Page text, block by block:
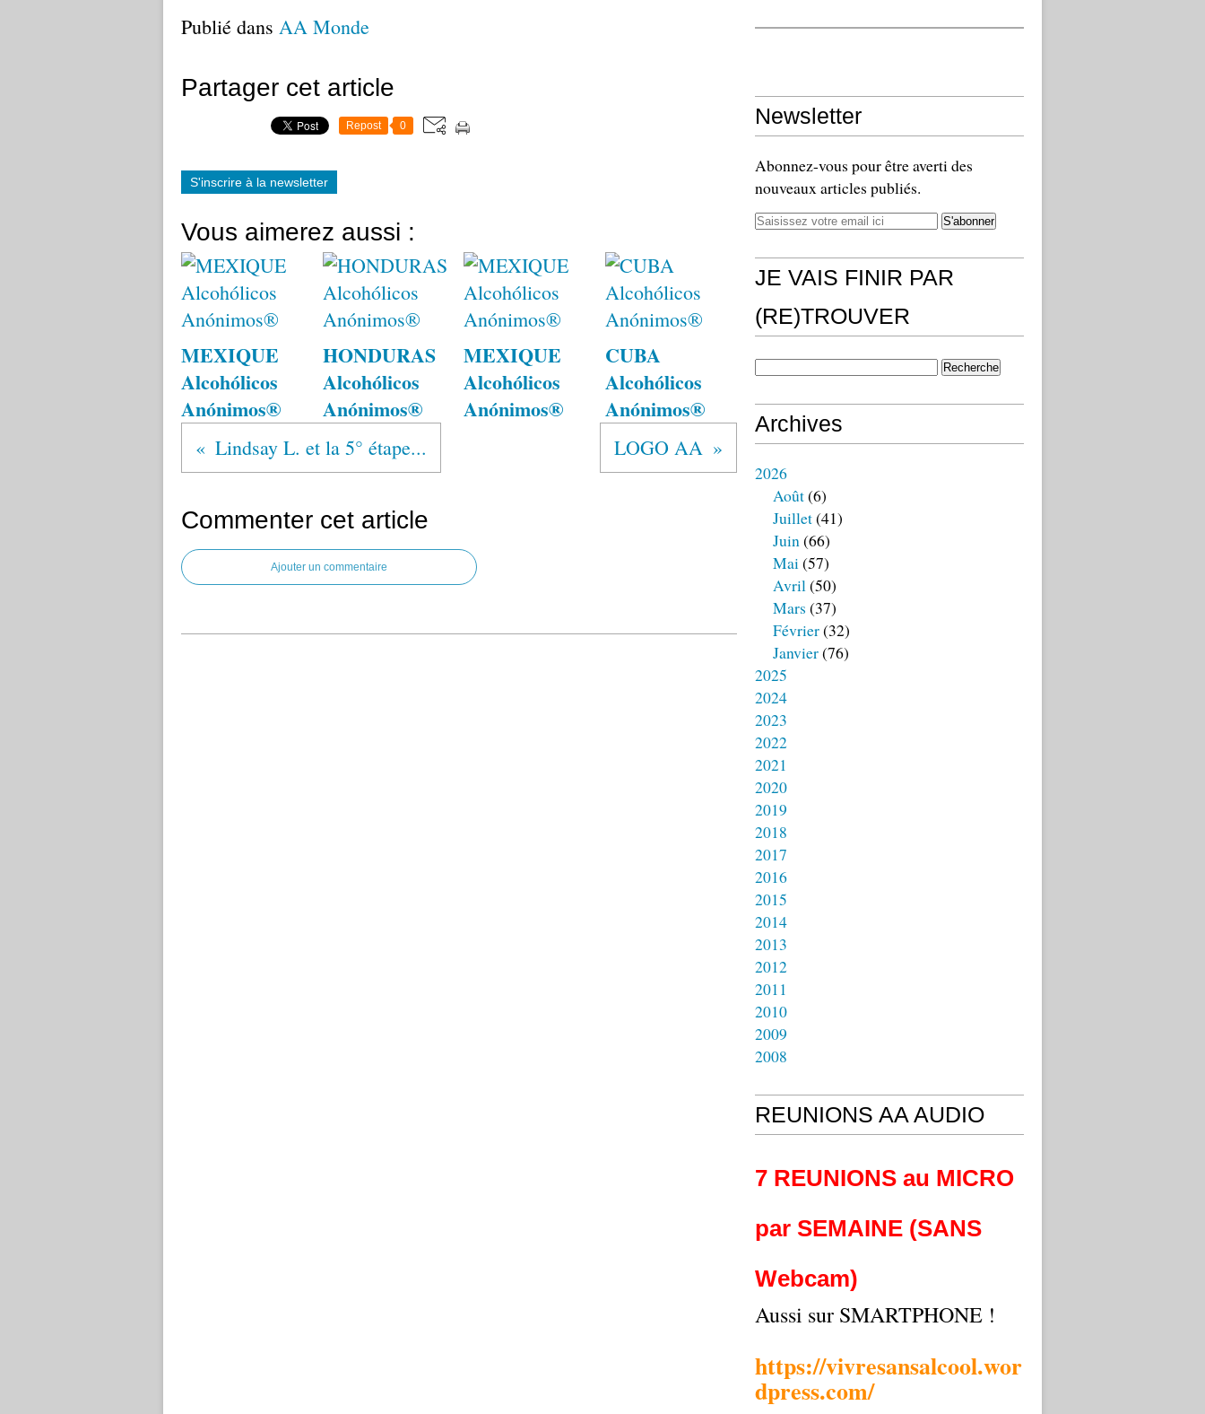
Publié dans AA Monde
Partager cet article
Repost 0
S'inscrire à la newsletter
Vous aimerez aussi :
MEXIQUE
Alcohólicos
Anónimos®
HONDURAS
Alcohólicos
Anónimos®
MEXIQUE
Alcohólicos
Anónimos®
CUBA
Alcohólicos
Anónimos®
Lindsay L. et la 5° étape... LOGO AA
Commenter cet article
Ajouter un commentaire
Newsletter
Abonnez-vous pour être averti des
nouveaux articles publiés.
JE VAIS FINIR PAR
(RE)TROUVER
Archives
2026
Août(6)
Juillet(41)
Juin(66)
Mai(57)
Avril(50)
Mars (37)
Février(32)
Janvier(76)
2025
2024
2023
2022
2021
2020
2019
2018
2017
2016
2015
2014
2013
2012
2011
2010
2009
2008
REUNIONS AA AUDIO
7 REUNIONS au MICRO
par SEMAINE (SANS
Webcam)
Aussi sur SMARTPHONE !
https://vivresansalcool.wor
dpress.com/